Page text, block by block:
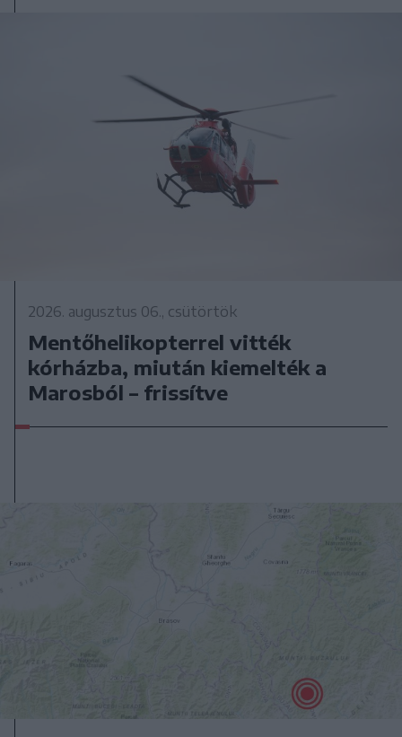
2026. augusztus 06., csütörtök
Mentőhelikopterrel vitték
kórházba, miután kiemelték a
Marosból – frissítve